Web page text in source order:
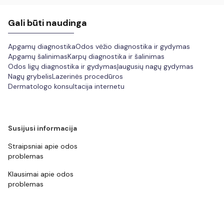
Gali būti naudinga
Apgamų diagnostikaOdos vėžio diagnostika ir gydymas
Apgamų šalinimasKarpų diagnostika ir šalinimas
Odos ligų diagnostika ir gydymasĮaugusių nagų gydymas
Nagų grybelisLazerinės procedūros
Dermatologo konsultacija internetu
Susijusi informacija
Straipsniai apie odos
problemas
Klausimai apie odos
problemas